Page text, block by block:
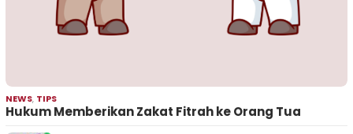
NEWS, TIPS
Hukum Memberikan Zakat Fitrah ke Orang Tua